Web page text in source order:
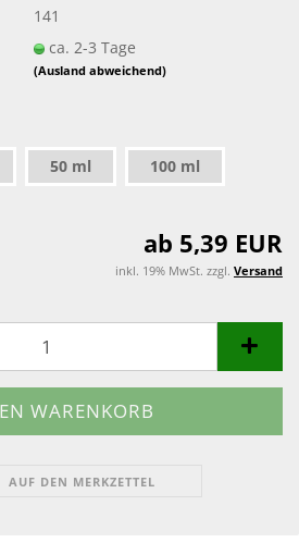
141
ca. 2-3 Tage
(Ausland abweichend)
50 ml 100 ml
ab 5,39 EUR
inkl. 19% MwSt. zzgl. Versand
AUF DEN MERKZETTEL